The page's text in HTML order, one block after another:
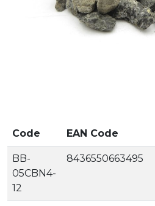
Code EAN Code
BB-
05CBN4-
12
8436550663495